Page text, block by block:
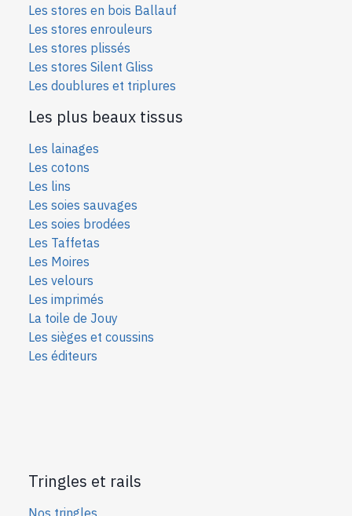
Les stores en bois Ballauf
Les stores enrouleurs
Les stores plissés
Les stores Silent Gliss
Les doublures et triplures
Les plus beaux tissus
Les lainages
Les cotons
Les lins
Les soies sauvages
Les soies brodées
Les Taffetas
Les Moires
Les velours
Les imprimés
La toile de Jouy
Les sièges et coussins
Les éditeurs
Tringles et rails
Nos tringles